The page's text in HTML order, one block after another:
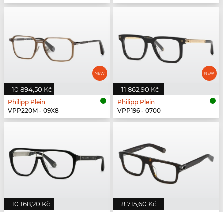
10 894,50 Kč
Philipp Plein
VPP220M - 09X8
11 862,90 Kč
Philipp Plein
VPP196 - 0700
10 168,20 Kč 8 715,60 Kč